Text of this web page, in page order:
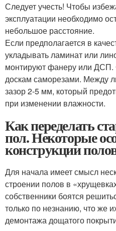
Следует учесть! Чтобы
эксплуатации необходимо
небольшое расстояние.
Если предполагается в
укладывать ламинат или
монтируют фанеру или ДСП.
доскам саморезами. Между
зазор 2-5 мм, который
при изменении влажности.
Как переделать
пол. Некоторые
конструкции
Для начала имеет смысл
строении полов в
собственники боятся
только по незнанию, что же
демонтажа дощатого